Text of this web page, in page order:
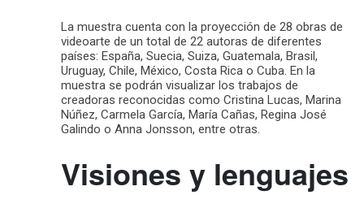
La muestra cuenta con la proyección de 28 obras de
videoarte de un total de 22 autoras de diferentes
países: España, Suecia, Suiza, Guatemala, Brasil,
Uruguay, Chile, México, Costa Rica o Cuba. En la
muestra se podrán visualizar los trabajos de
creadoras reconocidas como Cristina Lucas, Marina
Núñez, Carmela García, María Cañas, Regina José
Galindo o Anna Jonsson, entre otras.
Visiones y lenguajes